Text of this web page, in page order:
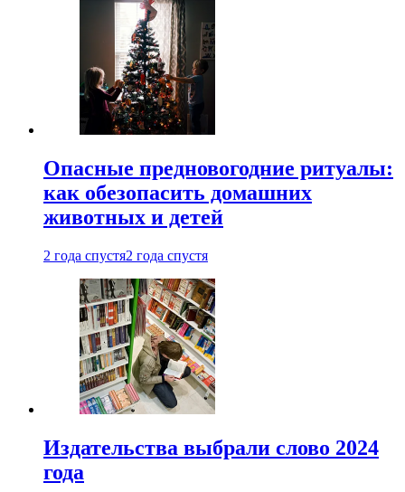
Опасные предновогодние ритуалы:
как обезопасить домашних
животных и детей
2 года спустя2 года спустя
Издательства выбрали слово 2024
года